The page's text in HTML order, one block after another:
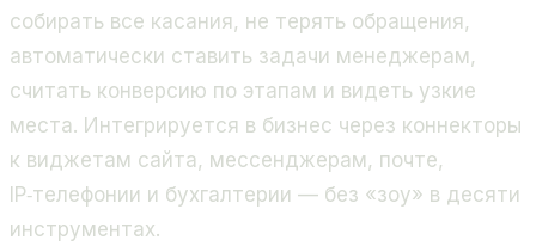
собирать все касания, не терять обращения,
автоматически ставить задачи менеджерам,
считать конверсию по этапам и видеть узкие
места. Интегрируется в бизнес через коннекторы
к виджетам сайта, мессенджерам, почте,
IP‑телефонии и бухгалтерии — без «зоу» в десяти
инструментах.